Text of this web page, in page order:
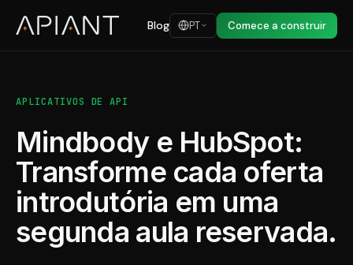
Blog PT Comece a construir
APLICATIVOS DE API
Mindbody e HubSpot:
Transforme cada oferta
introdutória em uma
segunda aula reservada.